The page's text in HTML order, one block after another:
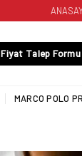
Fiyat Talep Formu
MARCO POLO